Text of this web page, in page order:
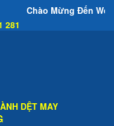
Đến Website Đại Hùng Co
281
DỆT MAY